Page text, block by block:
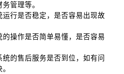
管理等。
运行是否稳定，是否容易出现故
的操作是否简单易懂，是否容易
统的售后服务是否到位，如有问